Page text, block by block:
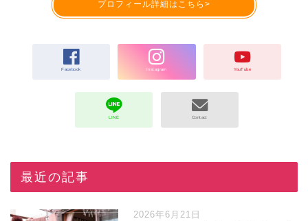
プロフィール詳細はこちら>
最近の記事
2026年6月21日